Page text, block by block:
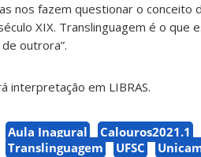
nos fazem questionar o conceito
XIX. Translinguagem é o que
outrora”.
interpretação em LIBRAS.
Aula Inagural Calouros2021.1
Translinguagem UFSC